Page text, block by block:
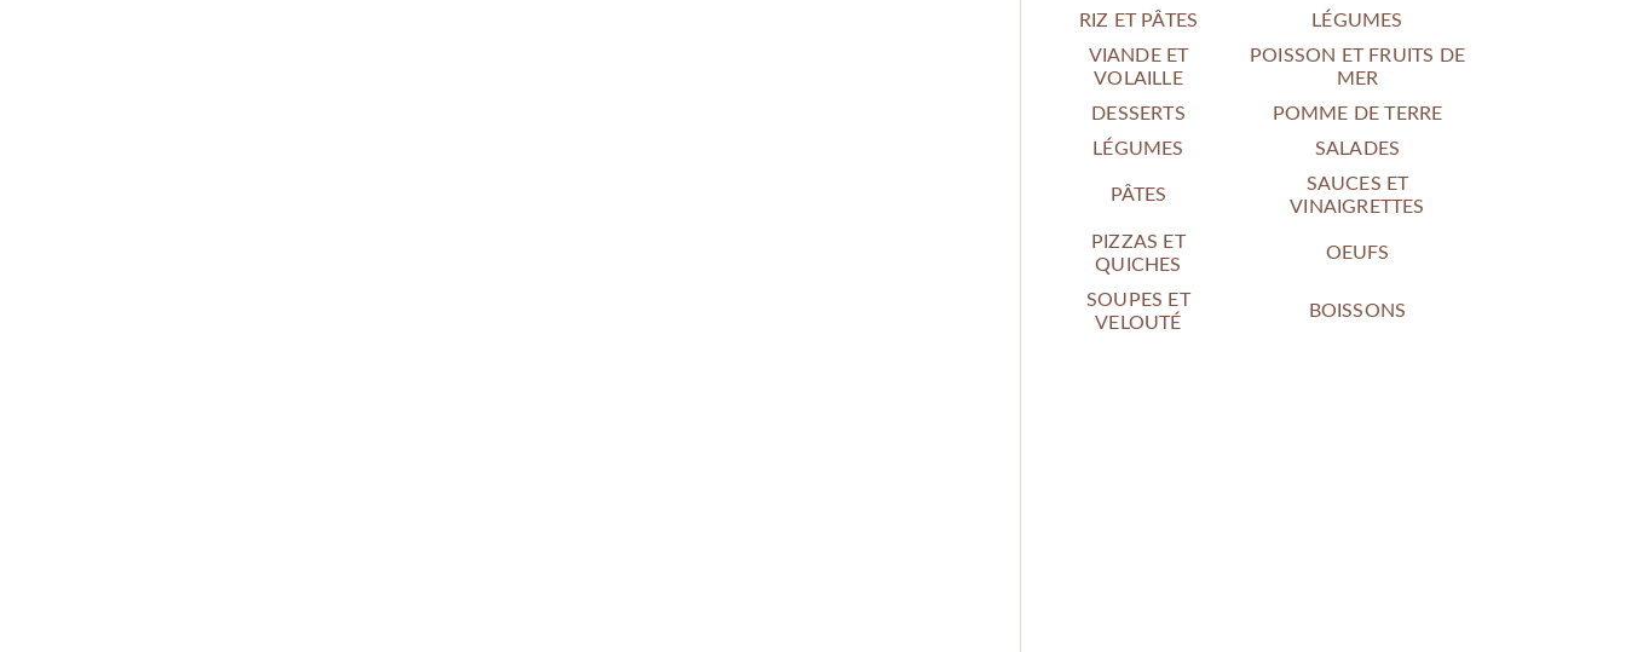
RIZ ET PÂTES
LÉGUMES
VIANDE ET
VOLAILLE
POISSON ET FRUITS DE
MER
DESSERTS
POMME DE TERRE
LÉGUMES
SALADES
PÂTES
SAUCES ET
VINAIGRETTES
PIZZAS ET
QUICHES
OEUFS
SOUPES ET
VELOUTÉ
BOISSONS